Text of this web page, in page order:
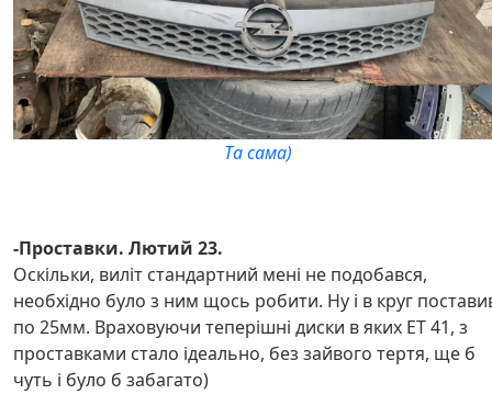
Та сама)
-Проставки. Лютий 23.
Оскільки, виліт стандартний мені не подобався,
необхідно було з ним щось робити. Ну і в круг
по 25мм. Враховуючи теперішні диски в яких ET 41, з
проставками стало ідеально, без зайвого тертя, ще б
чуть і було б забагато)